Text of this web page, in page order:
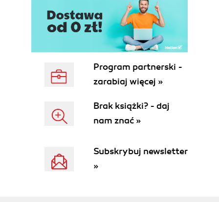
Program partnerski -
zarabiaj więcej »
Brak książki? - daj
nam znać »
Subskrybuj newsletter
»